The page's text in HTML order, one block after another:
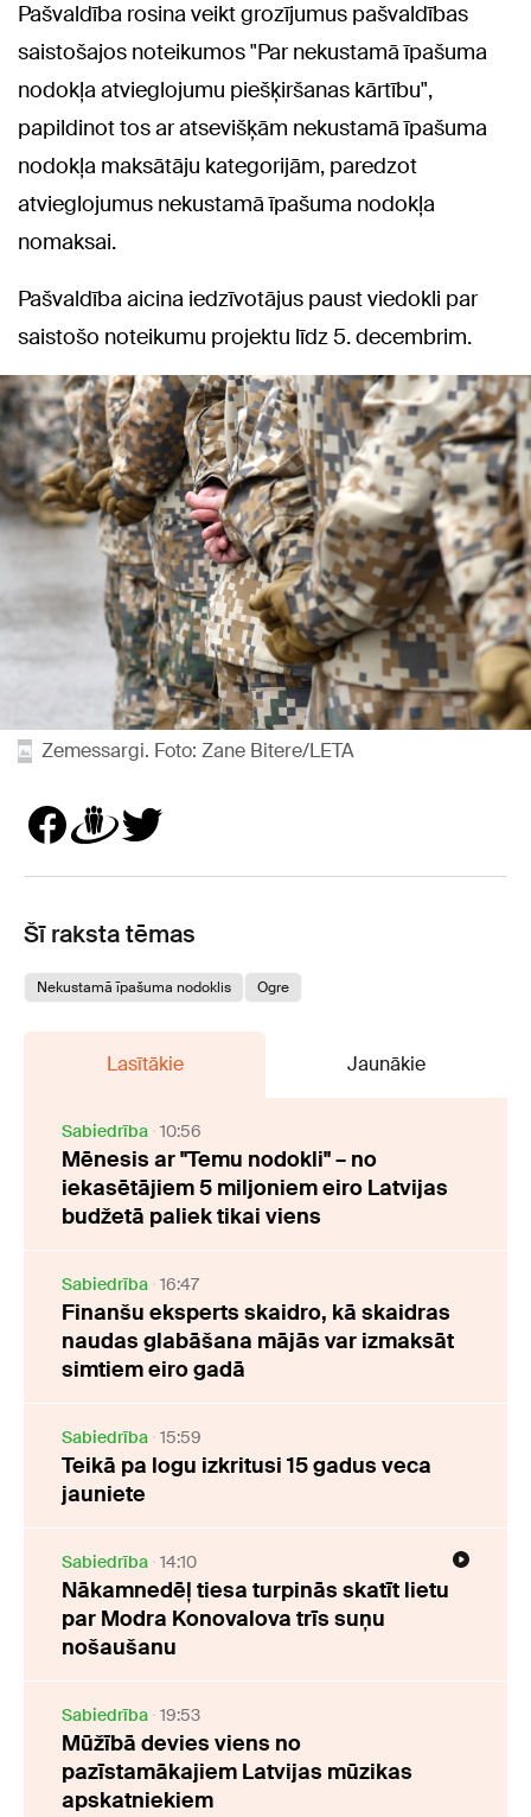
Pašvaldība rosina veikt grozījumus pašvaldības
saistošajos noteikumos "Par nekustamā īpašuma
nodokļa atvieglojumu piešķiršanas kārtību",
papildinot tos ar atsevišķām nekustamā īpašuma
nodokļa maksātāju kategorijām, paredzot
atvieglojumus nekustamā īpašuma nodokļa
nomaksai.
Pašvaldība aicina iedzīvotājus paust viedokli par
saistošo noteikumu projektu līdz 5. decembrim.
Zemessargi. Foto: Zane Bitere/LETA
Šī raksta tēmas
Nekustamā īpašuma nodoklis Ogre
Lasītākie Jaunākie
Sabiedrība 10:56
Mēnesis ar "Temu nodokli" – no
iekasētājiem 5 miljoniem eiro Latvijas
budžetā paliek tikai viens
Sabiedrība 16:47
Finanšu eksperts skaidro, kā skaidras
naudas glabāšana mājās var izmaksāt
simtiem eiro gadā
Sabiedrība 15:59
Teikā pa logu izkritusi 15 gadus veca
jauniete
Sabiedrība 14:10
Nākamnedēļ tiesa turpinās skatīt lietu
par Modra Konovalova trīs suņu
nošaušanu
Sabiedrība 19:53
Mūžībā devies viens no
pazīstamākajiem Latvijas mūzikas
apskatniekiem